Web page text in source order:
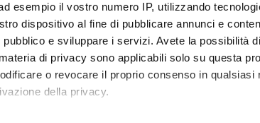
esempio il vostro numero IP, utilizzando
dispositivo al fine di pubblicare annunci e
e sviluppare i servizi. Avete la possibilità
di privacy sono applicabili solo su questa
o revocare il proprio consenso in qualsiasi
della privacy.